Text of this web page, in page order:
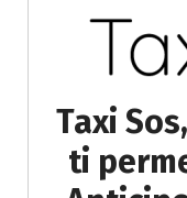
Taxi
ti